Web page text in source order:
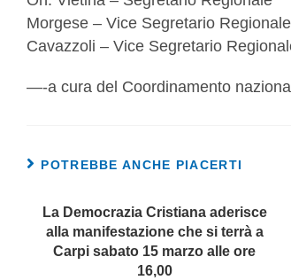
Morgese – Vice Segretario Regionale
Cavazzoli – Vice Segretario
—-a cura del Coordinamento
POTREBBE ANCHE PIACERTI
La Democrazia Cristiana aderisce
alla manifestazione che si terrà a
Carpi sabato 15 marzo alle ore
16,00